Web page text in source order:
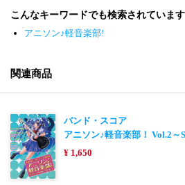
こんなキーワードでも検索されています
アニソン♪軽音楽部!
関連商品
バンド・スコア
アニソン♪軽音楽部！ Vol.2～
¥ 1,650